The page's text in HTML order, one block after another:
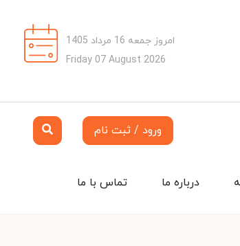
امروز جمعه 16 مرداد 1405
Friday 07 August 2026
ورود / ثبت نام
تماس با ما درباره ما